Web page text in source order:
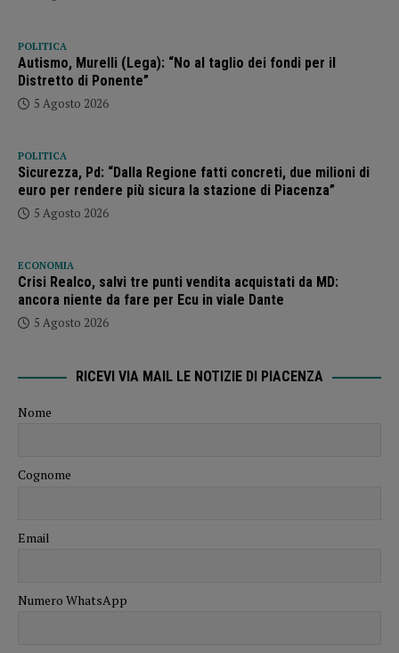
POLITICA
Autismo, Murelli (Lega): “No al taglio dei fondi per il
Distretto di Ponente”
5 Agosto 2026
POLITICA
Sicurezza, Pd: “Dalla Regione fatti concreti, due milioni di
euro per rendere più sicura la stazione di Piacenza”
5 Agosto 2026
ECONOMIA
Crisi Realco, salvi tre punti vendita acquistati da MD:
ancora niente da fare per Ecu in viale Dante
5 Agosto 2026
RICEVI VIA MAIL LE NOTIZIE DI PIACENZA
Nome
Cognome
Email
Numero WhatsApp